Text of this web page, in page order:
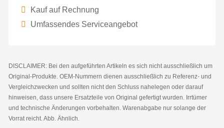
Kauf auf Rechnung
Umfassendes Serviceangebot
DISCLAIMER: Bei den aufgeführten Artikeln es sich nicht ausschließlich um
Original-Produkte. OEM-Nummern dienen ausschließlich zu Referenz- und
Vergleichzwecken und sollten nicht den Schluss nahelegen oder darauf
hinweisen, dass unsere Ersatzteile von Original gefertigt wurden. Irrtümer
und technische Änderungen vorbehalten. Warenabgabe nur solange der
Vorrat reicht. Abb. Ähnlich.